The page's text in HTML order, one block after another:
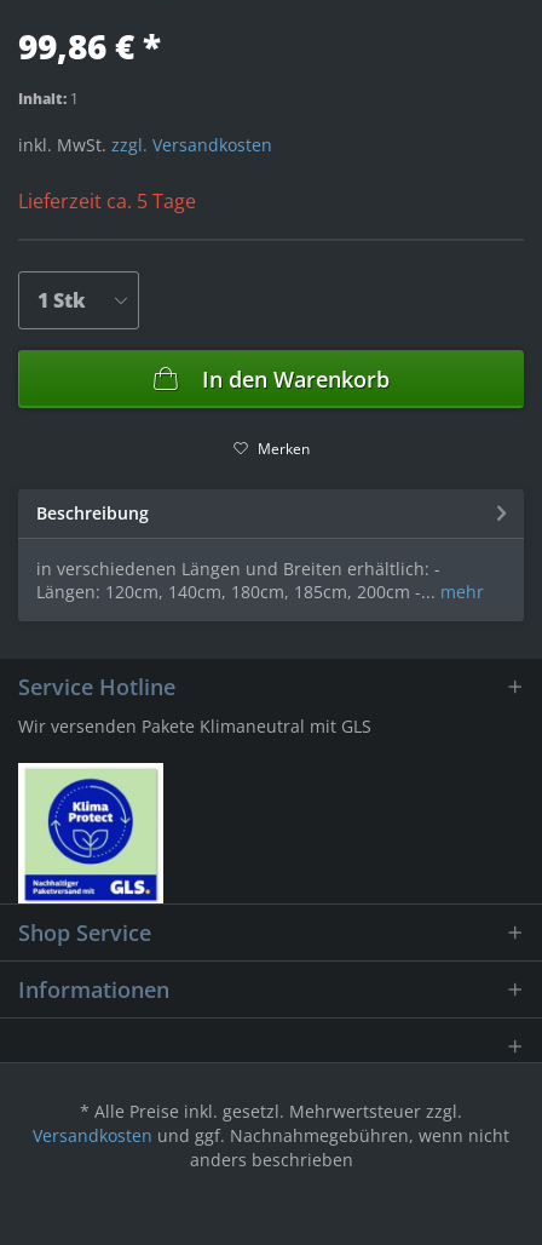
99,86 € *
Inhalt: 1
inkl. MwSt. zzgl. Versandkosten
Lieferzeit ca. 5 Tage
In den Warenkorb
Merken
Beschreibung
in verschiedenen Längen und Breiten erhältlich: -
Längen: 120cm, 140cm, 180cm, 185cm, 200cm -... mehr
Service Hotline
Wir versenden Pakete Klimaneutral mit GLS
Shop Service
Informationen
* Alle Preise inkl. gesetzl. Mehrwertsteuer zzgl.
Versandkosten und ggf. Nachnahmegebühren, wenn nicht
anders beschrieben